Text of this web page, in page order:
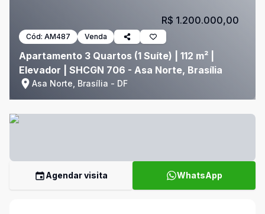
Cód: AM487 Venda
Apartamento 3 Quartos (1 Suíte) | 112 m² |
Elevador | SHCGN 706 - Asa Norte, Brasília
Asa Norte, Brasília - DF
R$ 1.200.000,00
Agendar visita WhatsApp